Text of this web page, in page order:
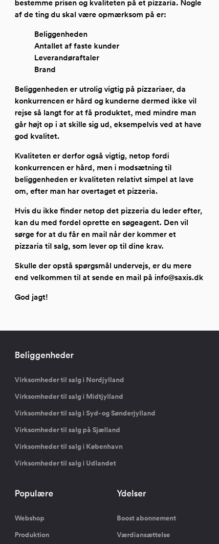
bestemme prisen og kvaliteten på et pizzaria. Nogle
af de ting du skal være opmærksom på er:
Beliggenheden
Antallet af faste kunder
Leverandøraftaler
Brand
Beliggenheden er utrolig vigtig på pizzariaer, da
konkurrencen er hård og kunderne dermed ikke vil
rejse så langt for at få produktet, med mindre man
går højt op i at skille sig ud, eksempelvis ved at have
god kvalitet.
Kvaliteten er derfor også vigtig, netop fordi
konkurrencen er hård, men i modsætning til
beliggenheden er kvaliteten relativt simpel at lave
om, efter man har overtaget et pizzeria.
Hvis du ikke finder netop det pizzeria du leder efter,
kan du med fordel oprette en søgeagent. Den vil
sørge for at du får en mail når der kommer et
pizzaria til salg, som lever op til dine krav.
Skulle der opstå spørgsmål undervejs, er du mere
end velkommen til at sende en mail på info@saxis.dk
God jagt!
Beliggenheder
Virksomheder til salg i Nordjylland
Virksomheder til salg i Midtjylland
Virksomheder til salg i Syd- og Sønderjylland
Virksomheder til salg på Sjælland
Virksomheder til salg i København
Virksomheder til salg i Udlandet
Populære
Webshop
Produktion
Ydelser
Boost abonnement
Værdiansættelse